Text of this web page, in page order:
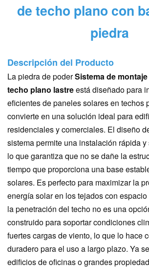
de techo plano con
piedra
Descripción del Producto
La piedra de poderSistema de
techo plano lastreestá diseñado para
eficientes de paneles solares en techos
convierte en una solución ideal para
residenciales y comerciales. El diseño
sistema permite una instalación rápida
lo que garantiza que no se dañe la
tiempo que proporciona una base
solares. Es perfecto para maximizar la
energía solar en los tejados con
la penetración del techo no es una
construido para soportar condiciones
fuertes cargas de viento, lo que lo hace
duradero para el uso a largo plazo. Ya
edificios de oficinas o grandes